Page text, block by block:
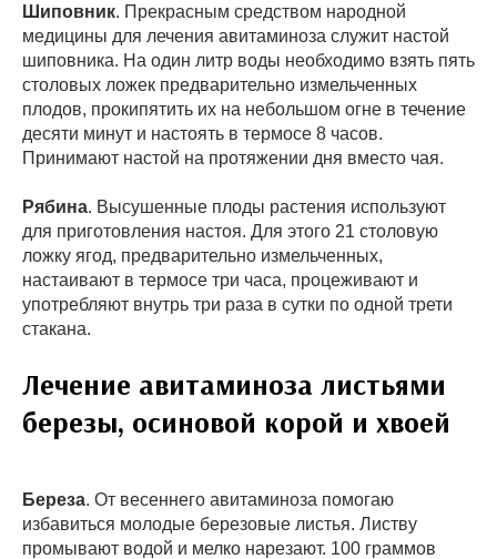
Шиповник. Прекрасным средством народной
медицины для лечения авитаминоза служит настой
шиповника. На один литр воды необходимо взять пять
столовых ложек предварительно измельченных
плодов, прокипятить их на небольшом огне в течение
десяти минут и настоять в термосе 8 часов.
Принимают настой на протяжении дня вместо чая.
Рябина. Высушенные плоды растения используют
для приготовления настоя. Для этого 21 столовую
ложку ягод, предварительно измельченных,
настаивают в термосе три часа, процеживают и
употребляют внутрь три раза в сутки по одной трети
стакана.
Лечение авитаминоза листьями
березы, осиновой корой и хвоей
Береза. От весеннего авитаминоза помогаю
избавиться молодые березовые листья. Листву
промывают водой и мелко нарезают. 100 граммов